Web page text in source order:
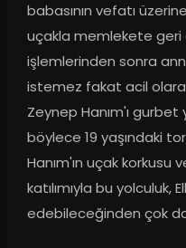
babasının vefatı
uçakla memlekete geri
işlemlerinden sonra
istemez fakat acil
Zeynep Hanım'ı
böylece 19 yaşındaki
Hanım'ın uçak korkusu
katılımıyla bu yolculuk,
edebileceğinden çok